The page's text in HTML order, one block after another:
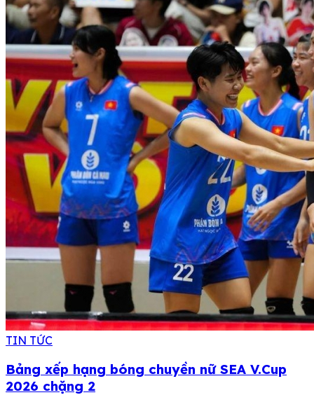
TIN TỨC
Bảng xếp hạng bóng chuyền nữ SEA V.Cup
2026 chặng 2